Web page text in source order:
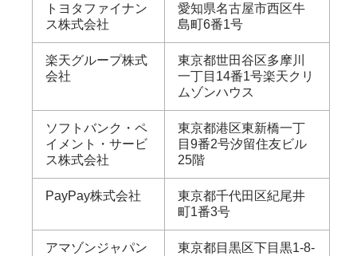
トヨタファイナン
ス株式会社
愛知県名古屋市西区牛
島町6番1号
楽天グループ株式
会社
東京都世田谷区多摩川
一丁目14番1号楽天クリ
ムゾンハウス
ソフトバンク・ペ
イメント・サービ
ス株式会社
東京都港区東新橋一丁
目9番2号汐留住友ビル
25階
PayPay株式会社
東京都千代田区紀尾井
町1番3号
アマゾンジャパン
東京都目黒区下目黒1-8-